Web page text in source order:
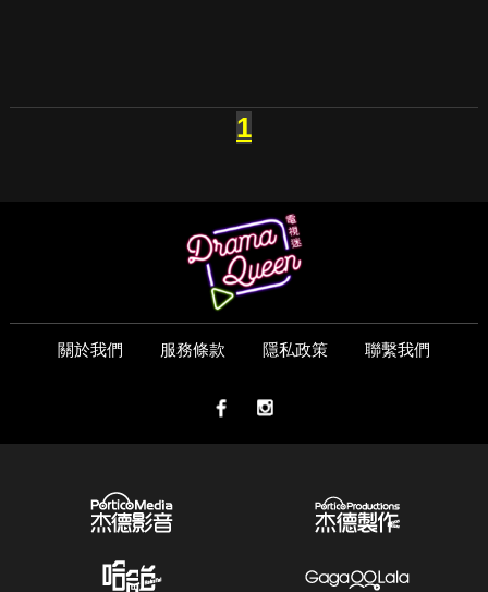
1
關於我們 服務條款 隱私政策 聯繫我們